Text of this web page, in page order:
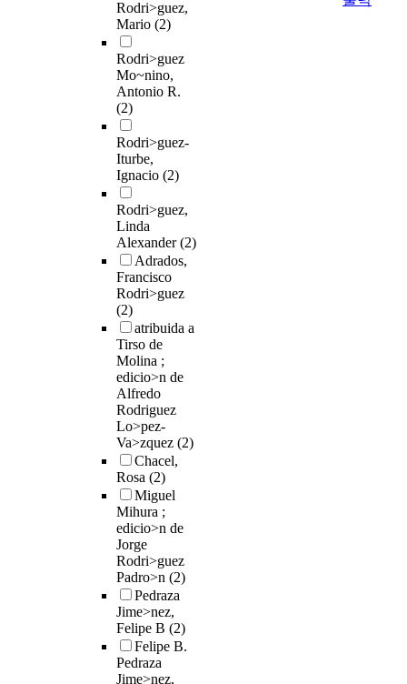
Rodri>guez,
Mario (2)
Rodri>guez
Mo~nino,
Antonio R.
(2)
Rodri>guez-
Iturbe,
Ignacio (2)
Rodri>guez,
Linda
Alexander(2)
Adrados,
Francisco
Rodri>guez
(2)
atribuida a
Tirso de
Molina ;
edicio>n de
Alfredo
Rodriguez
Lo>pez-
Va>zquez (2)
Chacel,
Rosa (2)
Miguel
Mihura ;
edicio>n de
Jorge
Rodri>guez
Padro>n (2)
Pedraza
Jime>nez,
Felipe B (2)
Felipe B.
Pedraza
Jime>nez,